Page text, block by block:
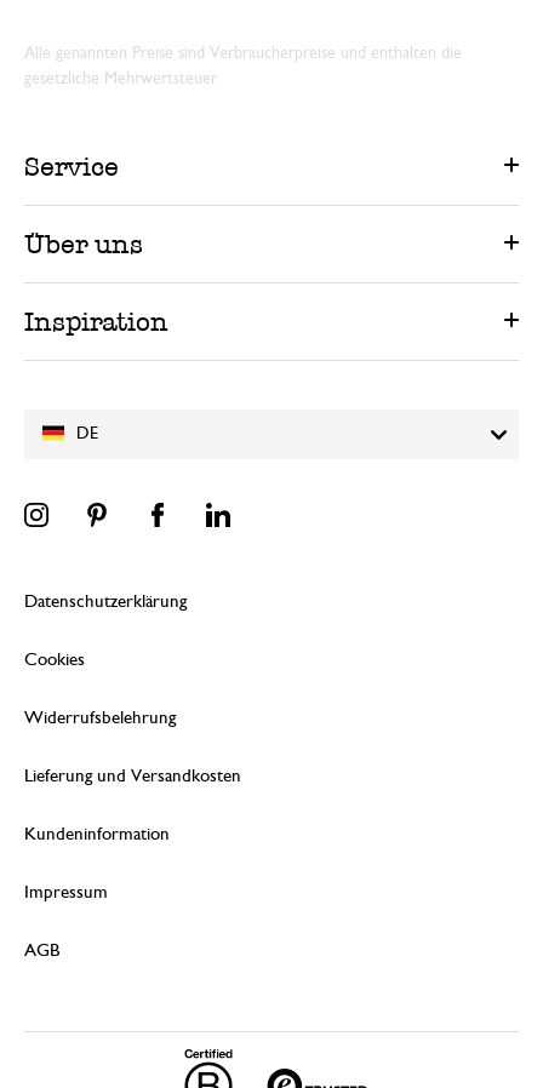
DE
Alle genannten Preise sind Verbraucherpreise und enthalten die
gesetzliche Mehrwertsteuer.
Service
Über uns
Inspiration
Datenschutzerklärung
Cookies
Widerrufsbelehrung
Lieferung und Versandkosten
Kundeninformation
Impressum
AGB